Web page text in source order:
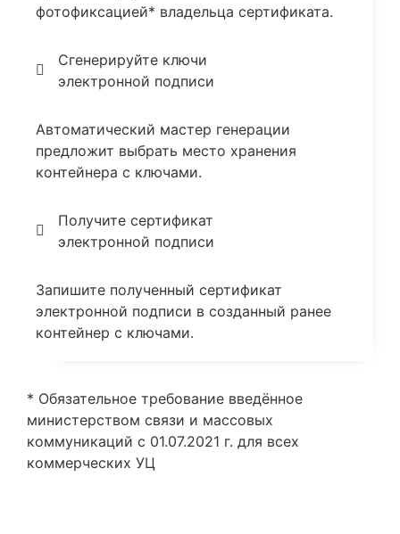
фотофиксацией* владельца сертификата.
Сгенерируйте ключи
электронной подписи
Автоматический мастер генерации
предложит выбрать место хранения
контейнера с ключами.
Получите сертификат
электронной подписи
Запишите полученный сертификат
электронной подписи в созданный ранее
контейнер с ключами.
* Обязательное требование введённое
министерством связи и массовых
коммуникаций с 01.07.2021 г. для всех
коммерческих УЦ